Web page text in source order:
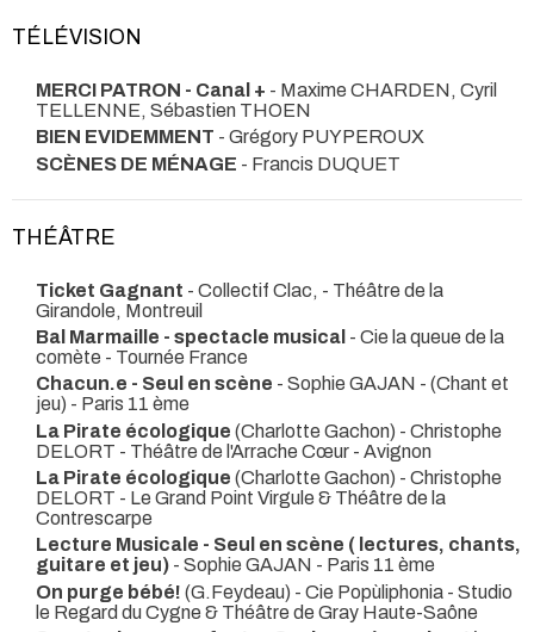
TÉLÉVISION
MERCI PATRON - Canal + - Maxime CHARDEN, Cyril
TELLENNE, Sébastien THOEN
BIEN EVIDEMMENT - Grégory PUYPEROUX
SCÈNES DE MÉNAGE - Francis DUQUET
THÉÂTRE
Ticket Gagnant - Collectif Clac, - Théâtre de la
Girandole, Montreuil
Bal Marmaille - spectacle musical - Cie la queue de la
comète - Tournée France
Chacun.e - Seul en scène - Sophie GAJAN - (Chant et
jeu) - Paris 11 ème
La Pirate écologique (Charlotte Gachon) - Christophe
DELORT - Théâtre de l'Arrache Cœur - Avignon
La Pirate écologique (Charlotte Gachon) - Christophe
DELORT - Le Grand Point Virgule & Théâtre de la
Contrescarpe
Lecture Musicale - Seul en scène ( lectures, chants,
guitare et jeu) - Sophie GAJAN - Paris 11 ème
On purge bébé! (G.Feydeau) - Cie Popùliphonia - Studio
le Regard du Cygne & Théâtre de Gray Haute-Saône